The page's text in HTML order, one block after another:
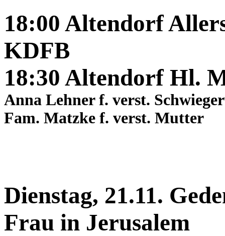
18:00 Altendorf
KDFB
18:30 Altendorf Hl.
Anna Lehner f. verst.
Fam. Matzke f. verst. Mutter
Dienstag, 21.11.
Frau in Jerusalem